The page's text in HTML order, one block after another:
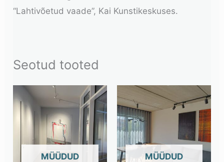
“Lahtivõetud vaade”, Kai Kunstikeskuses.
Seotud tooted
OUT OF STOCK OUT OF STOCK